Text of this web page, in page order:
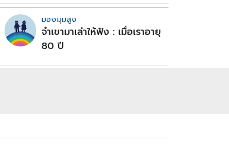
มองมุมสูง
จำเขามาเล่าให้ฟัง : เมื่อเราอายุ
80 ปี